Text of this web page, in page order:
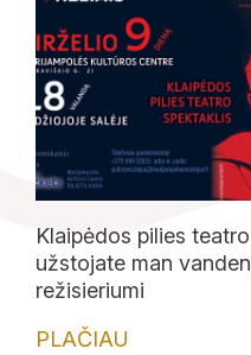
Klaipėdos pilies
užstojate man
režisieriumi
PLAČIAU